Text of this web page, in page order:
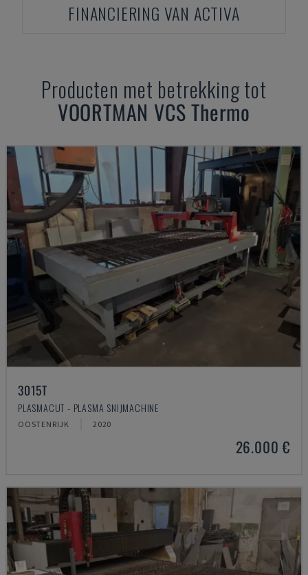
FINANCIERING VAN ACTIVA
Producten met betrekking tot
VOORTMAN VCS Thermo
3015T
PLASMACUT - PLASMA SNIJMACHINE
OOSTENRIJK 2020
26.000 €